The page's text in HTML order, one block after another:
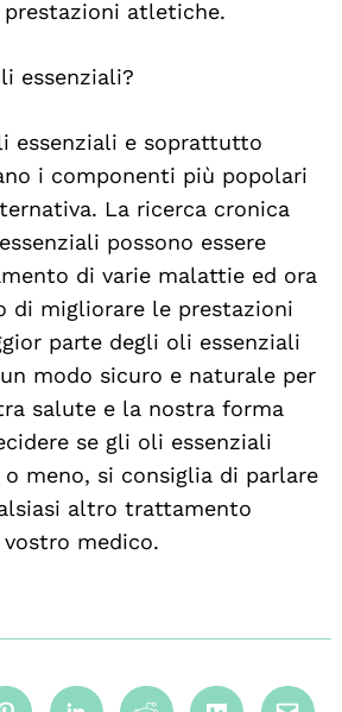
atletiche.
essenziali?
essenziali e soprattutto
i componenti più popolari
La ricerca cronica
possono essere
di varie malattie ed ora
di migliorare le prestazioni
parte degli oli essenziali
modo sicuro e naturale per
salute e la nostra forma
se gli oli essenziali
meno, si consiglia di parlare
altro trattamento
medico.